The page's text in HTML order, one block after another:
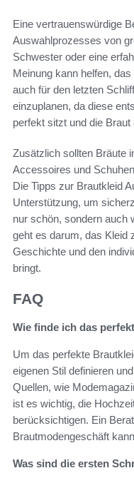
Eine vertrauenswürdige
Auswahlprozesses von
Schwester oder eine
Meinung kann helfen,
auch für den letzten
einzuplanen, da diese
perfekt sitzt und die
Zusätzlich sollten Bräute
Accessoires und
Die Tipps zur Brautkleid
Unterstützung, um
nur schön, sondern auch
geht es darum, das Kleid
Geschichte und den
bringt.
FAQ
Wie finde ich das
Um das perfekte
eigenen Stil definieren
Quellen, wie
ist es wichtig, die
berücksichtigen. Ein
Brautmodengeschäft
Was sind die ersten